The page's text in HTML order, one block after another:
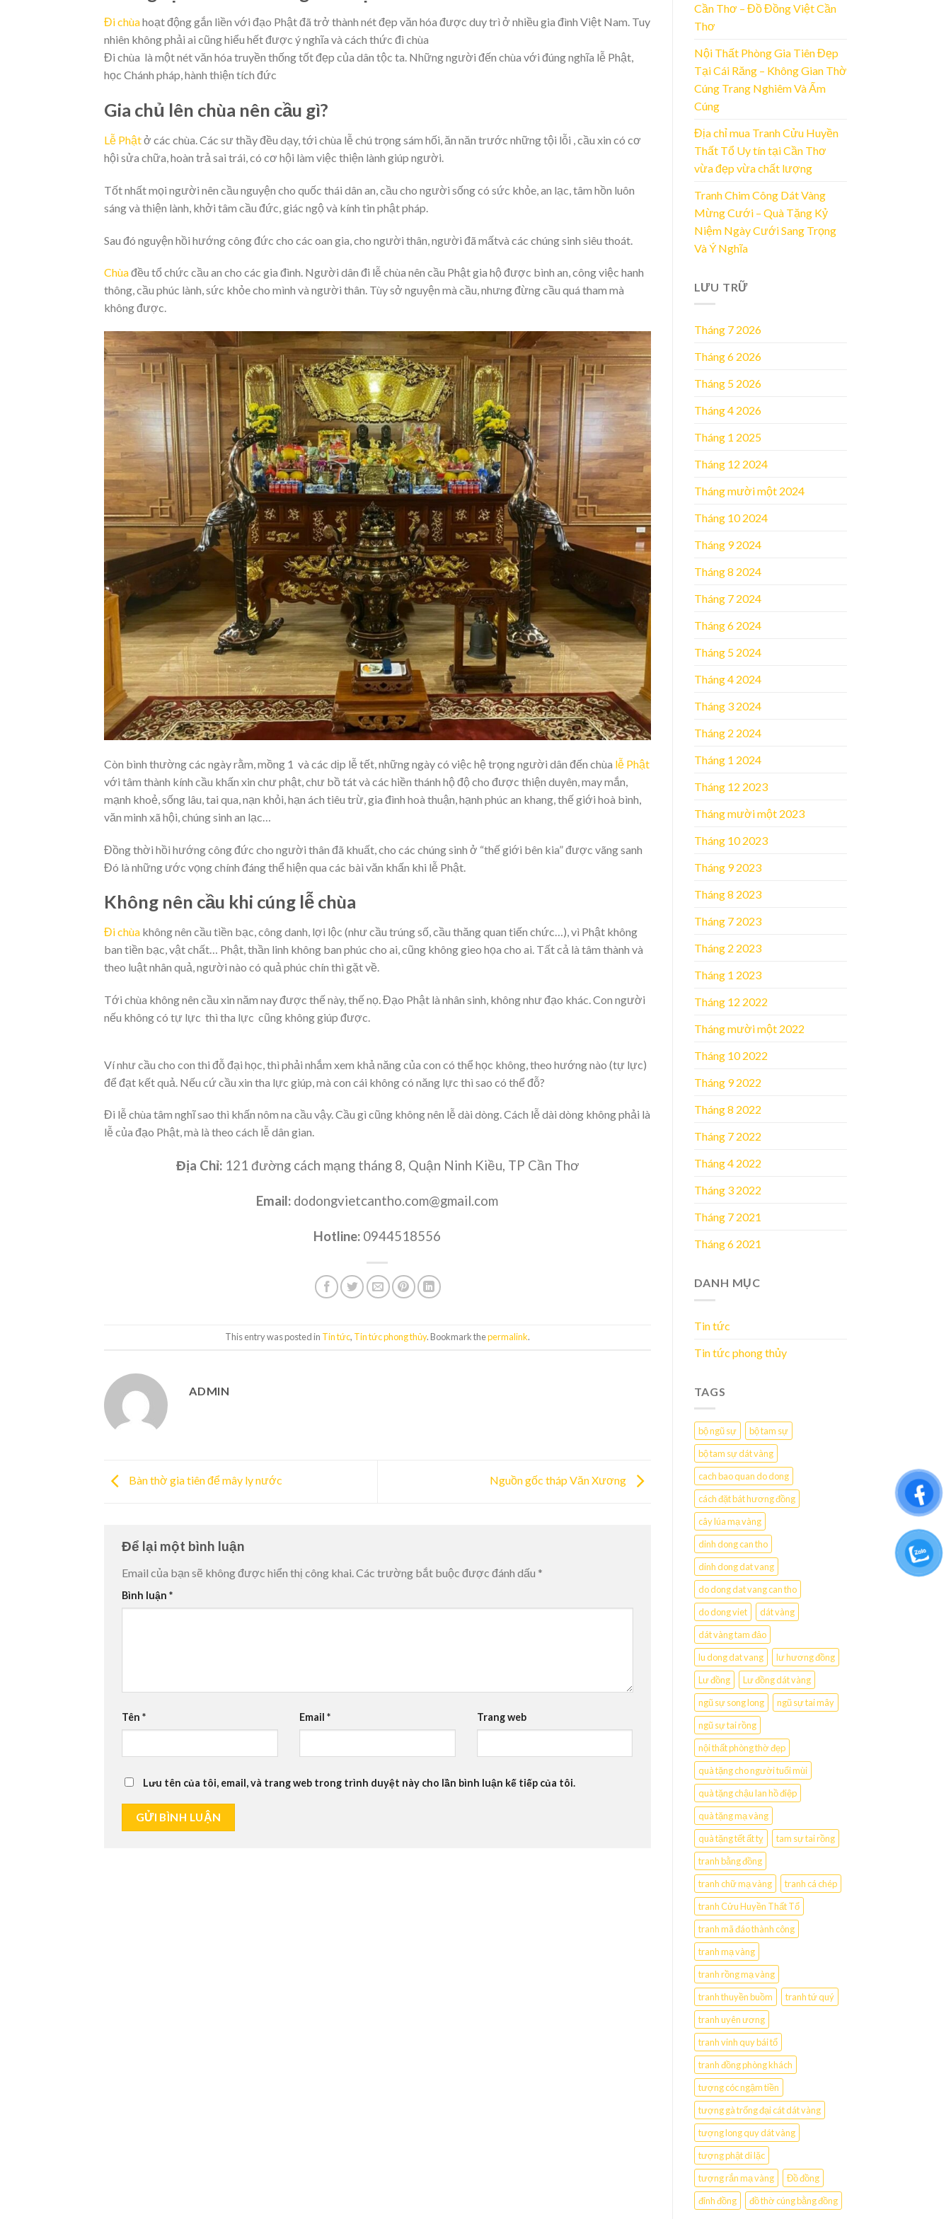
Đi chùahoạt động gắn liền với đạo Phật đã trở thành nét đẹp văn hóa được duy trì ở nhiều gia đình Việt Nam. Tuy
nhiên không phải ai cũng hiểu hết được ý nghĩa và cách thức đi chùa
Đi chùa là một nét văn hóa truyền thống tốt đẹp của dân tộc ta. Những người đến chùa với đúng nghĩa lễ Phật,
học Chánh pháp, hành thiện tích đức
Gia chủ lên chùa nên cầu gì?
Lễ Phậtở các chùa. Các sư thầy đều dạy, tới chùa lễ chú trọng sám hối, ăn năn trước những tội lỗi , cầu xin có cơ
hội sửa chữa, hoàn trả sai trái, có cơ hội làm việc thiện lành giúp người.
Tốt nhất mọi người nên cầu nguyện cho quốc thái dân an, cầu cho người sống có sức khỏe, an lạc, tâm hồn luôn
sáng và thiện lành, khởi tâm cầu đức, giác ngộ và kính tin phật pháp.
Sau đó nguyện hồi hướng công đức cho các oan gia, cho người thân, người đã mấtvà các chúng sinh siêu thoát.
Chùađều tổ chức cầu an cho các gia đình. Người dân đi lễ chùa nên cầu Phật gia hộ được bình an, công việc hanh
thông, cầu phúc lành, sức khỏe cho mình và người thân. Tùy sở nguyện mà cầu, nhưng đừng cầu quá tham mà
không được.
Còn bình thường các ngày rằm, mồng 1 và các dịp lễ tết, những ngày có việc hệ trọng người dân đến chùa lễ Phật
với tâm thành kính cầu khấn xin chư phật, chư bồ tát và các hiền thánh hộ độ cho được thiện duyên, may mắn,
mạnh khoẻ, sống lâu, tai qua, nạn khỏi, hạn ách tiêu trừ, gia đình hoà thuận, hạnh phúc an khang, thế giới hoà bình,
văn minh xã hội, chúng sinh an lạc…
Đồng thời hồi hướng công đức cho người thân đã khuất, cho các chúng sinh ở “thế giới bên kia” được vãng sanh
Đó là những ước vọng chính đáng thể hiện qua các bài văn khấn khi lễ Phật.
Không nên cầu khi cúng lễ chùa
Đi chùa không nên cầu tiền bạc, công danh, lợi lộc (như cầu trúng số, cầu thăng quan tiến chức…), vì Phật không
ban tiền bạc, vật chất… Phật, thần linh không ban phúc cho ai, cũng không gieo họa cho ai. Tất cả là tâm thành và
theo luật nhân quả, người nào có quả phúc chín thì gặt về.
Tới chùa không nên cầu xin năm nay được thế này, thế nọ. Đạo Phật là nhân sinh, không như đạo khác. Con người
nếu không có tự lực thì tha lực cũng không giúp được.
Ví như cầu cho con thi đỗ đại học, thì phải nhắm xem khả năng của con có thể học không, theo hướng nào (tự lực)
để đạt kết quả. Nếu cứ cầu xin tha lực giúp, mà con cái không có năng lực thì sao có thể đỗ?
Đi lễ chùa tâm nghĩ sao thì khấn nôm na cầu vậy. Cầu gì cũng không nên lễ dài dòng. Cách lễ dài dòng không phải là
lễ của đạo Phật, mà là theo cách lễ dân gian.
Địa Chỉ:121 đường cách mạng tháng 8, Quận Ninh Kiều, TP Cần Thơ
Email: dodongvietcantho.com@gmail.com
Hotline: 0944518556
This entry was posted in Tin tức, Tin tức phong thủy. Bookmark thepermalink.
ADMIN
Bàn thờ gia tiên để mây ly nước Nguồn gốc tháp Văn Xương
Để lại một bình luận
Email của bạn sẽ không được hiển thị công khai. Các trường bắt buộc được đánh dấu *
Bình luận *
Tên * Email * Trang web
Lưu tên của tôi, email, và trang web trong trình duyệt này cho lần bình luận kế tiếp của tôi.
Cần Thơ – Đồ Đồng Việt Cần
Thơ
Nội Thất Phòng Gia Tiên Đẹp
Tại Cái Răng – Không Gian Thờ
Cúng Trang Nghiêm Và Ấm
Cúng
Địa chỉ mua Tranh Cửu Huyền
Thất Tổ Uy tín tại Cần Thơ
vừa đẹp vừa chất lượng
Tranh Chim Công Dát Vàng
Mừng Cưới – Quà Tặng Kỷ
Niệm Ngày Cưới Sang Trọng
Và Ý Nghĩa
LƯU TRỮ
Tháng 7 2026
Tháng 6 2026
Tháng 5 2026
Tháng 4 2026
Tháng 1 2025
Tháng 12 2024
Tháng mười một 2024
Tháng 10 2024
Tháng 9 2024
Tháng 8 2024
Tháng 7 2024
Tháng 6 2024
Tháng 5 2024
Tháng 4 2024
Tháng 3 2024
Tháng 2 2024
Tháng 1 2024
Tháng 12 2023
Tháng mười một 2023
Tháng 10 2023
Tháng 9 2023
Tháng 8 2023
Tháng 7 2023
Tháng 2 2023
Tháng 1 2023
Tháng 12 2022
Tháng mười một 2022
Tháng 10 2022
Tháng 9 2022
Tháng 8 2022
Tháng 7 2022
Tháng 4 2022
Tháng 3 2022
Tháng 7 2021
Tháng 6 2021
DANH MỤC
Tin tức
Tin tức phong thủy
TAGS
bộ ngũ sự
bộ tam sự
bộ tam sự dát vàng
cach bao quan do dong
cách đặt bát hương đồng
cây lúa mạ vàng
dinh dong can tho
dinh dong dat vang
do dong dat vang can tho
do dong viet
dát vàng
dát vàng tam đảo
lu dong dat vang
lư hương đồng
Lư đồng
Lư đồng dát vàng
ngũ sự song long
ngũ sự tai mây
ngũ sự tai rồng
nội thất phòng thờ đẹp
quà tặng cho người tuổi mùi
quà tặng chậu lan hồ điệp
quà tặng mạ vàng
quà tặng tết ất tỵ
tam sự tai rồng
tranh bằng đồng
tranh chữ mạ vàng
tranh cá chép
tranh Cửu Huyền Thất Tổ
tranh mã đáo thành công
tranh mạ vàng
tranh rồng mạ vàng
tranh thuyền buồm
tranh tứ quý
tranh uyên ương
tranh vinh quy bái tổ
tranh đồng phòng khách
tượng cóc ngậm tiền
tượng gà trống đại cát dát vàng
tượng long quy dát vàng
tượng phật di lặc
tượng rắn mạ vàng
Đồ đồng
đỉnh đồng
đồ thờ cúng bằng đồng